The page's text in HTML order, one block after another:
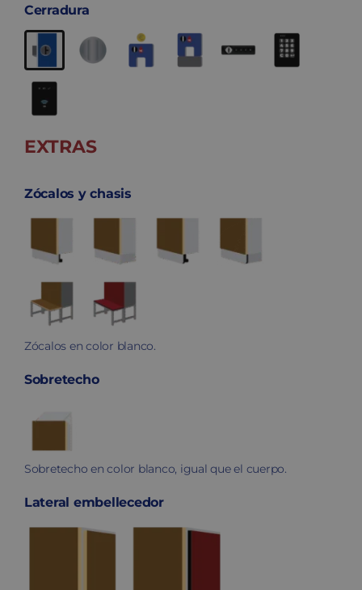
Cerradura
EXTRAS
Zócalos y chasis
Zócalos en color blanco.
Sobretecho
Sobretecho en color blanco, igual que el cuerpo.
Lateral embellecedor